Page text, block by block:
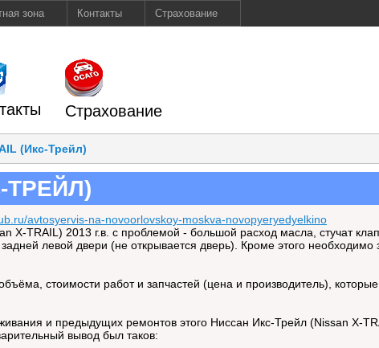
зона Контакты Страхование
Страхование
(Икс-Трейл)
ТРЕЙЛ)
avtosyervis-na-novoorlovskoy-moskva-novopyeryedyelkino
X-TRAIL) 2013 г.в. с проблемой - большой расход масла, стучат
левой двери (не открывается дверь). Кроме этого необходимо
стоимости работ и запчастей (цена и производитель),
и предыдущих ремонтов этого Ниссан Икс-Трейл (Nissan X-
вывод был таков: